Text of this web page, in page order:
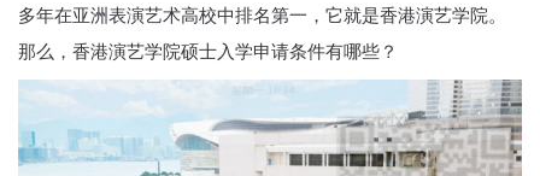
多年在亚洲表演艺术高校中排名第一，它就是香港演艺学院。
那么，香港演艺学院硕士入学申请条件有哪些？